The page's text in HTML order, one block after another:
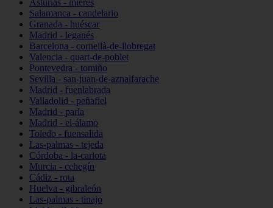
Asturias - mieres
Salamanca - candelario
Granada - huéscar
Madrid - leganés
Barcelona - cornellà-de-llobregat
Valencia - quart-de-poblet
Pontevedra - tomiño
Sevilla - san-juan-de-aznalfarache
Madrid - fuenlabrada
Valladolid - peñafiel
Madrid - parla
Madrid - el-álamo
Toledo - fuensalida
Las-palmas - tejeda
Córdoba - la-carlota
Murcia - cehegín
Cádiz - rota
Huelva - gibraleón
Las-palmas - tinajo